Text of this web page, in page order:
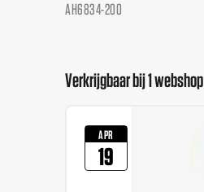
AH6834-200
Verkrijgbaar bij 1 webshop
APR
19